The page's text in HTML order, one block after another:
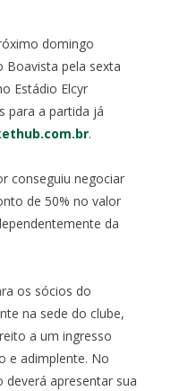
domingo
Boavista pela sexta
Estádio Elcyr
para a partida já
.
conseguiu negociar
de 50% no valor
da
os sócios do
na sede do clube,
a um ingresso
e adimplente. No
apresentar sua